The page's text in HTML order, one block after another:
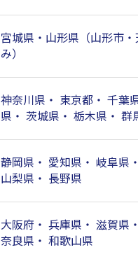
宮城県・山形県（山形市・
み）
神奈川県 ・ 東京都・ 千葉
県 ・ 茨城県 ・ 栃木県 ・ 群
静岡県 ・ 愛知県 ・ 岐阜県 ・
山梨県 ・ 長野県
大阪府 ・ 兵庫県 ・ 滋賀県 ・
奈良県 ・ 和歌山県